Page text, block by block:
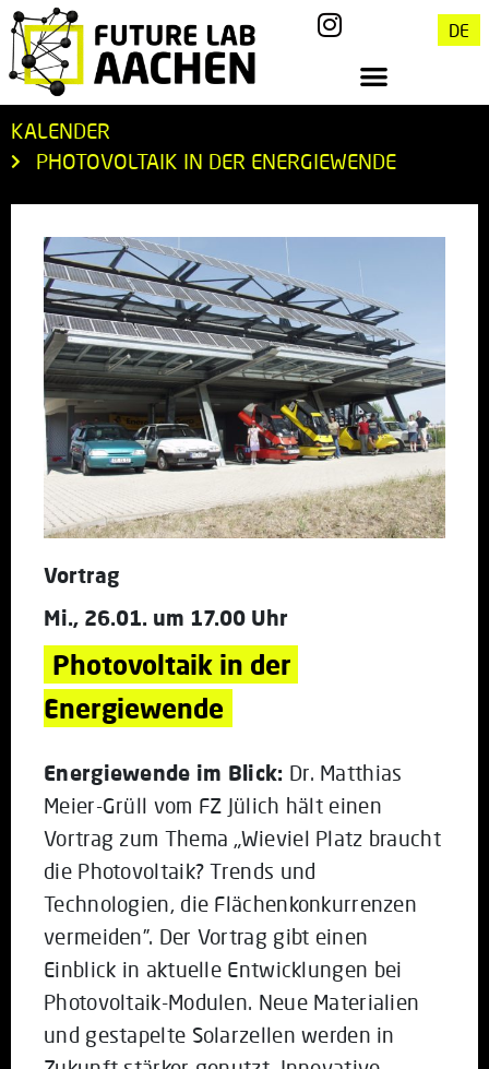
DE
KALENDER
PHOTOVOLTAIK IN DER ENERGIEWENDE
Vortrag
Mi., 26.01. um 17.00 Uhr
Photovoltaik in der
Energiewende
Energiewende im Blick: Dr. Matthias
Meier-Grüll vom FZ Jülich hält einen
Vortrag zum Thema „Wieviel Platz braucht
die Photovoltaik? Trends und
Technologien, die Flächenkonkurrenzen
vermeiden”. Der Vortrag gibt einen
Einblick in aktuelle Entwicklungen bei
Photovoltaik-Modulen. Neue Materialien
und gestapelte Solarzellen werden in